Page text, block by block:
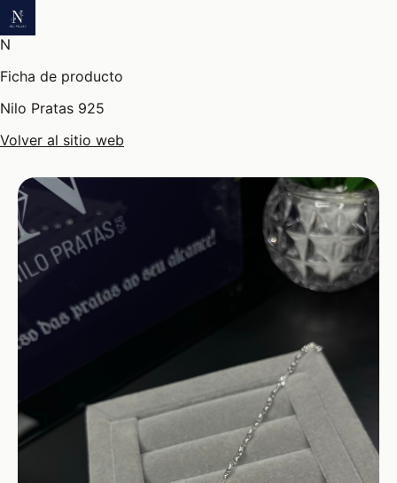
N
Ficha de producto
Nilo Pratas 925
Volver al sitio web